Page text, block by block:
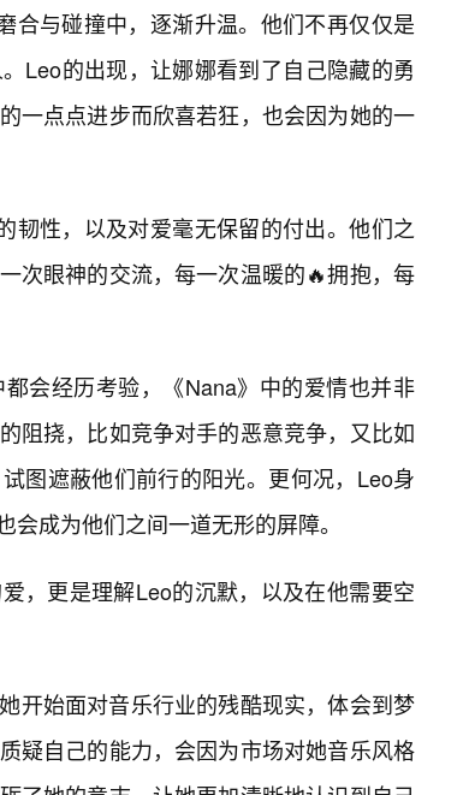
合与碰撞中，逐渐升温。他们不再仅仅是
Leo的出现，让娜娜看到了自己隐藏的勇
一点点进步而欣喜若狂，也会因为她的一
韧性，以及对爱毫无保留的付出。他们之
次眼神的交流，每一次温暖的🔥拥抱，每
会经历考验，《Nana》中的爱情也并非
阻挠，比如竞争对手的恶意竞争，又比如
图遮蔽他们前行的阳光。更何况，Leo身
成为他们之间一道无形的屏障。
，更是理解Leo的沉默，以及在他需要空
开始面对音乐行业的残酷现实，体会到梦
疑自己的能力，会因为市场对她音乐风格